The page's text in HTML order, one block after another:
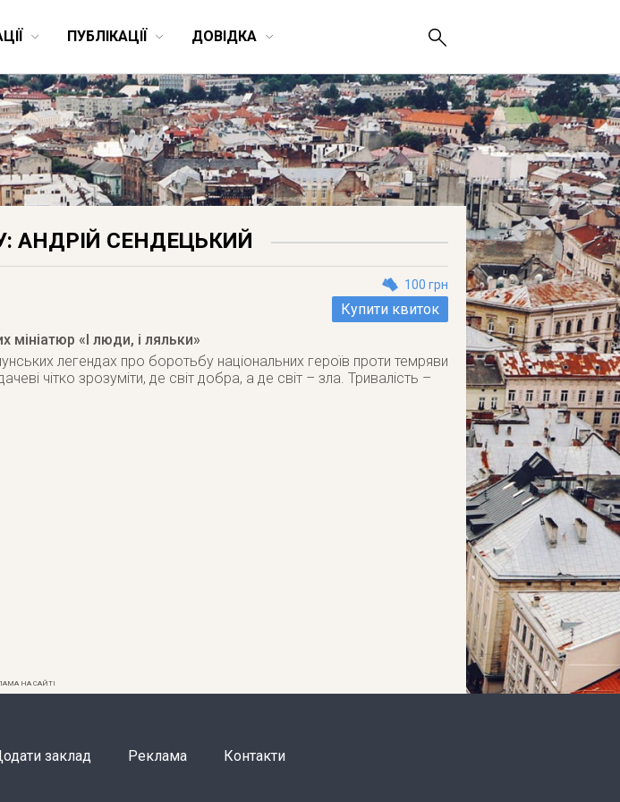
ПУБЛІКАЦІЇ ДОВІДКА
АНДРІЙ СЕНДЕЦЬКИЙ
100 грн
Купити квиток
мініатюр «І люди, і ляльки»
легендах про боротьбу національних героїв проти темряви
чітко зрозуміти, де світ добра, а де світ – зла. Тривалість –
НА САЙТІ
заклад Реклама Контакти